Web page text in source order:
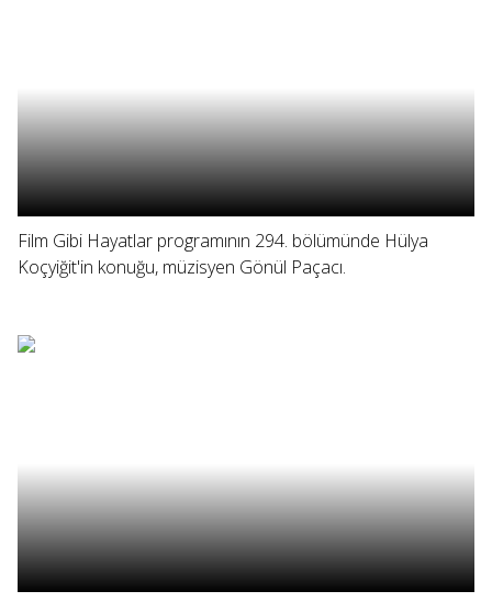
Film Gibi Hayatlar programının 294. bölümünde Hülya
Koçyiğit'in konuğu, müzisyen Gönül Paçacı.